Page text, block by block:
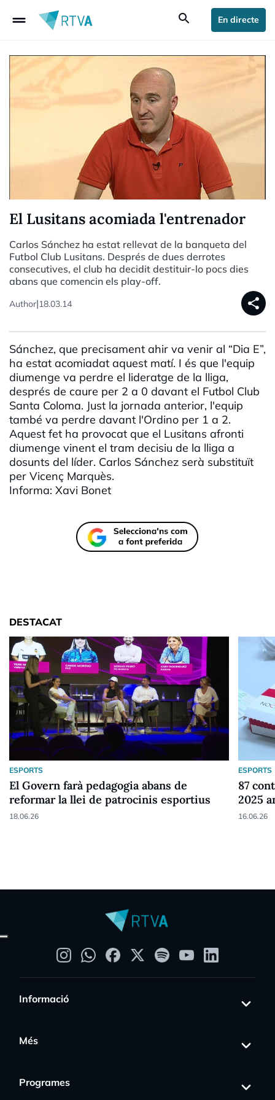
drag_handle search En directe
El Lusitans acomiada l'entrenador
Carlos Sánchez ha estat rellevat de la banqueta del
Futbol Club Lusitans. Després de dues derrotes
consecutives, el club ha decidit destituir-lo pocs dies
abans que comencin els play-off.
Author|18.03.14 share
Sánchez, que precisament ahir va venir al “Dia E”,
ha estat acomiadat aquest matí. I és que l'equip
diumenge va perdre el lideratge de la lliga,
després de caure per 2 a 0 davant el Futbol Club
Santa Coloma. Just la jornada anterior, l'equip
també va perdre davant l'Ordino per 1 a 2.
Aquest fet ha provocat que el Lusitans afronti
diumenge vinent el tram decisiu de la lliga a
dosunts del líder. Carlos Sánchez serà substituït
per Vicenç Marquès.
Informa: Xavi Bonet
DESTACAT
ESPORTS
El Govern farà pedagogia abans de
reformar la llei de patrocinis esportius
18.06.26
ESPORTS
87
2025
16.06.26
Informació
Més
Programes